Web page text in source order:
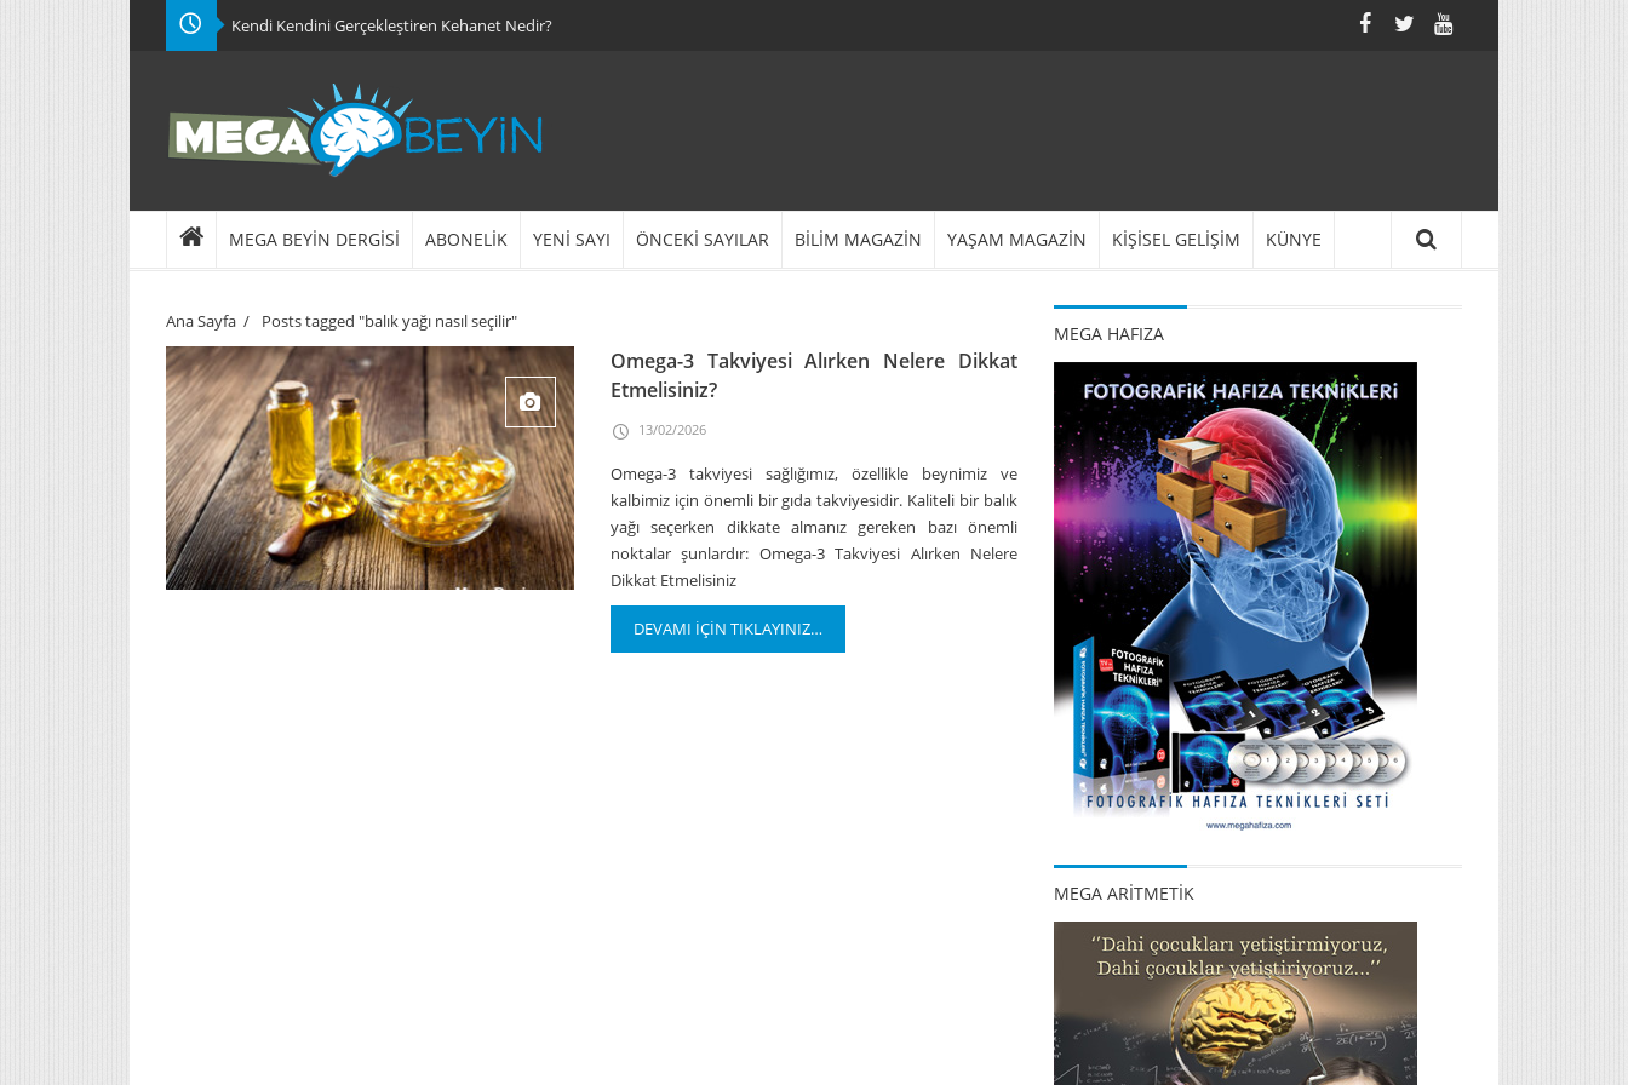
Kendi Kendini Gerçekleştiren Kehanet Nedir?
MEGA BEYİN DERGİSİ ABONELİK YENİ SAYI ÖNCEKİ SAYILAR BİLİM MAGAZİN YAŞAM MAGAZİN KİŞİSEL GELİŞİM KÜNYE
Ana Sayfa / Posts tagged "balık yağı nasıl seçilir"
Omega-3 Takviyesi Alırken Nelere Dikkat
Etmelisiniz?
13/02/2026
Omega-3 takviyesi sağlığımız, özellikle beynimiz ve
kalbimiz için önemli bir gıda takviyesidir. Kaliteli bir balık
yağı seçerken dikkate almanız gereken bazı önemli
noktalar şunlardır: Omega-3 Takviyesi Alırken Nelere
Dikkat Etmelisiniz
DEVAMI İÇİN TIKLAYINIZ…
MEGA HAFIZA
MEGA ARİTMETİK